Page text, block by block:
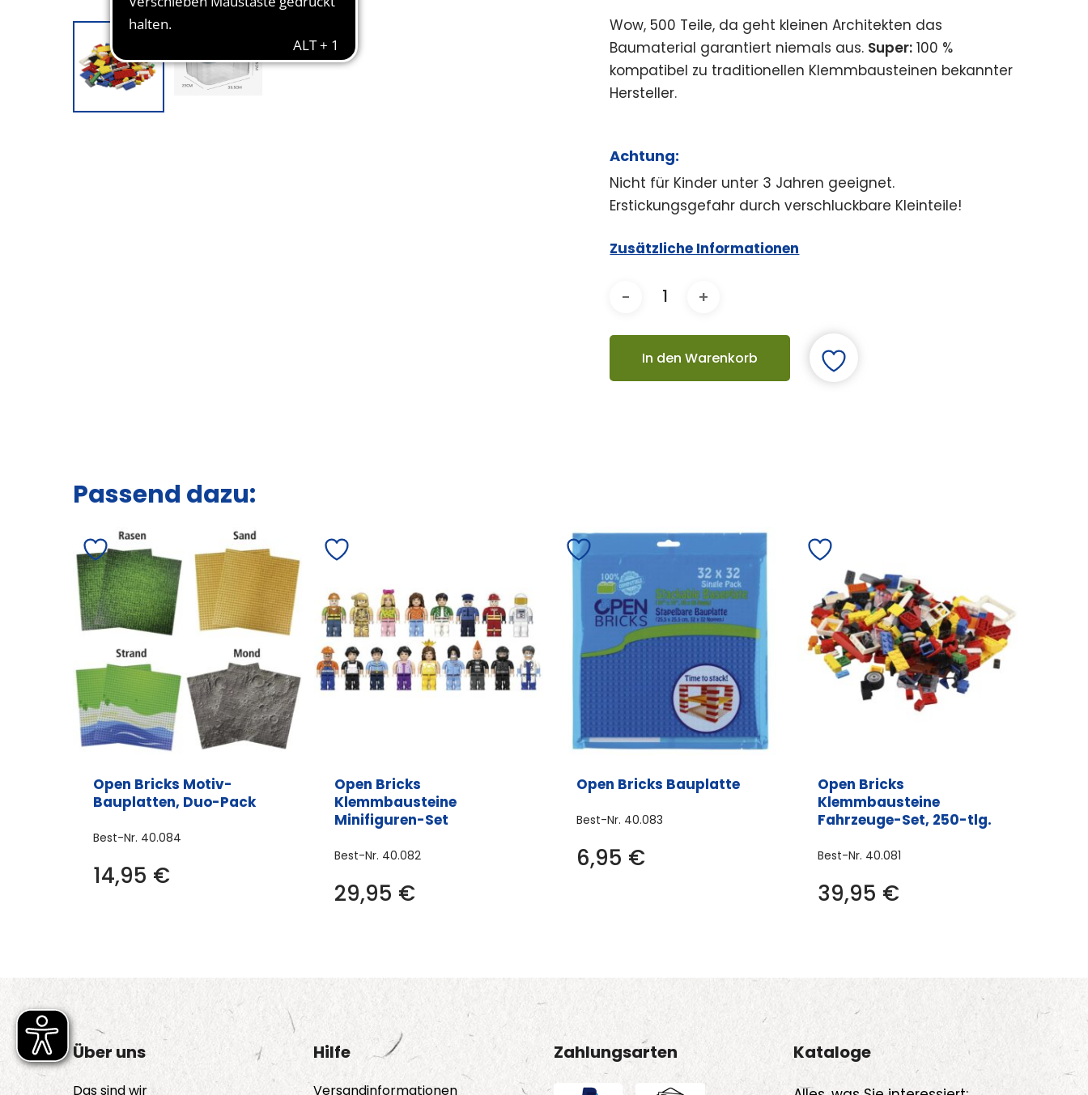
Wow, 500 Teile, da geht kleinen Architekten das
Baumaterial garantiert niemals aus. Super: 100 %
kompatibel zu traditionellen Klemmbausteinen bekannter
Hersteller.
Achtung:
Nicht für Kinder unter 3 Jahren geeignet.
Erstickungsgefahr durch verschluckbare Kleinteile!
Zusätzliche Informationen
In den Warenkorb
Passend dazu:
Open Bricks Motiv-
Bauplatten, Duo-Pack
Best-Nr. 40.084
14,95 €
auf.
Die
Optionen
können
Open Bricks
Klemmbausteine
Minifiguren-Set
Best-Nr. 40.082
29,95 €
Open Bricks Bauplatte
Best-Nr. 40.083
6,95 €
Die
Optionen
können
Open Bricks
Klemmbausteine
Fahrzeuge-Set, 250-tlg.
Best-Nr. 40.081
39,95 €
Über uns
Das sind wir
Hilfe
Versandinformationen
Zahlungsarten Kataloge